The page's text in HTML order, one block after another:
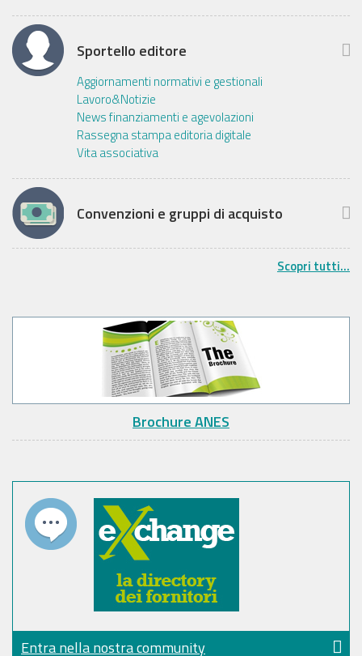
Sportello editore
Aggiornamenti normativi e gestionali
Lavoro&Notizie
News finanziamenti e agevolazioni
Rassegna stampa editoria digitale
Vita associativa
Convenzioni e gruppi di acquisto
Scopri tutti...
Brochure ANES
Entra nella nostra community